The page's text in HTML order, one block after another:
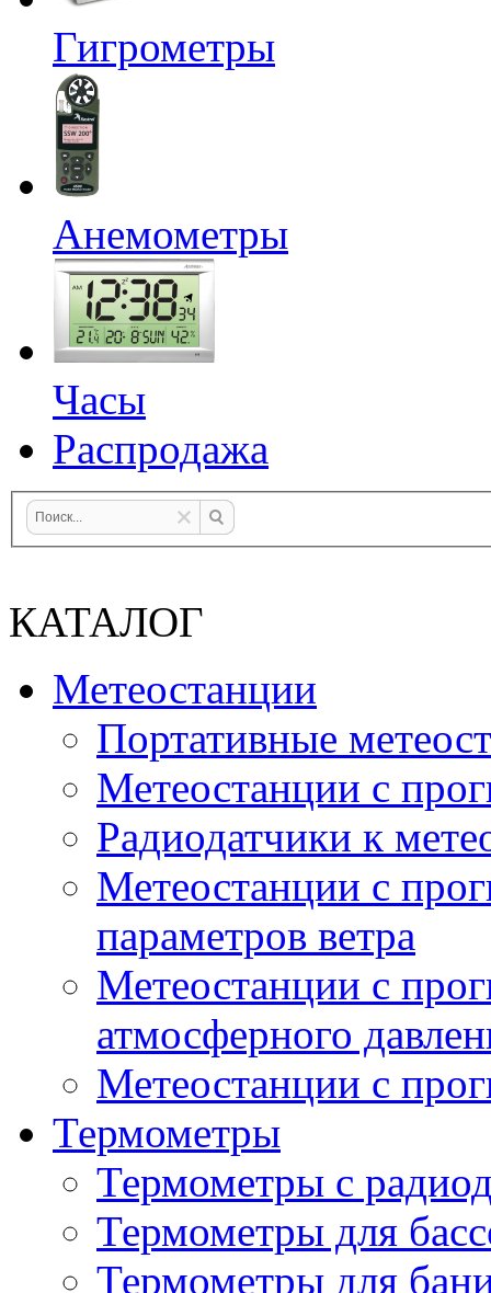
Гигрометры
Анемометры
Часы
Распродажа
КАТАЛОГ
Метеостанции
Портативные
Метеостанции с
Радиодатчики к
Метеостанции с
параметров ветра
Метеостанции с
атмосферного
Метеостанции с
Термометры
Термометры с
Термометры для
Термометры для